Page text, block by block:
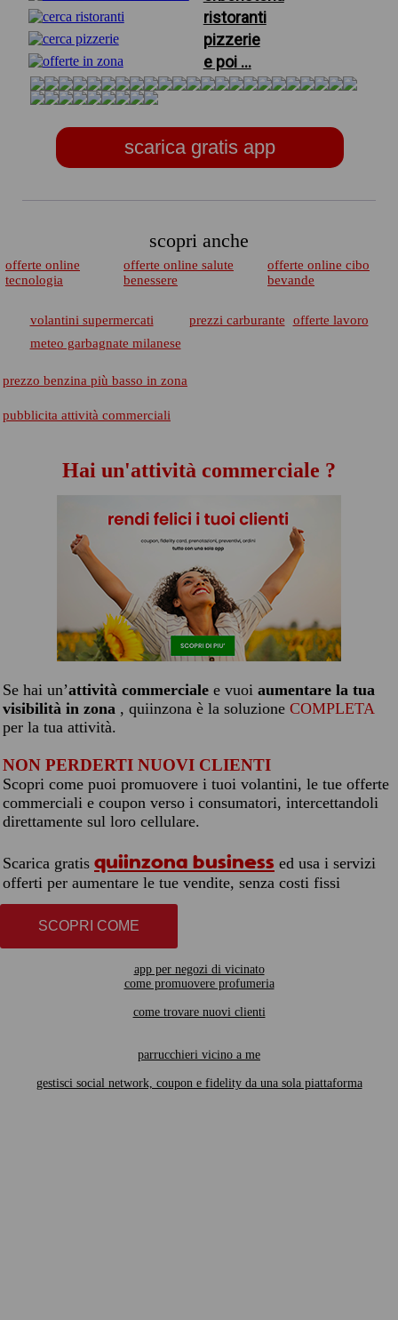
ristoranti
pizzerie
e poi ...
scarica gratis app
scopri anche
offerte online
tecnologia
offerte online salute
benessere
offerte online cibo
bevande
volantini supermercati prezzi carburante
offerte lavoro
meteo garbagnate milanese
prezzo benzina più basso in zona
pubblicita attività commerciali
Hai un'attività commerciale ?
Se hai un’attività commerciale e vuoi aumentare la tua
visibilità in zona , quiinzona è la soluzione COMPLETA
per la tua attività.
NON PERDERTI NUOVI CLIENTI
Scopri come puoi promuovere i tuoi volantini, le tue offerte
commerciali e coupon verso i consumatori, intercettandoli
direttamente sul loro cellulare.
Scarica gratis quiinzona business ed usa i servizi
offerti per aumentare le tue vendite, senza costi fissi
SCOPRI COME
app per negozi di vicinato
come promuovere profumeria
come trovare nuovi clienti
parrucchieri vicino a me
gestisci social network, coupon e fidelity da una sola piattaforma